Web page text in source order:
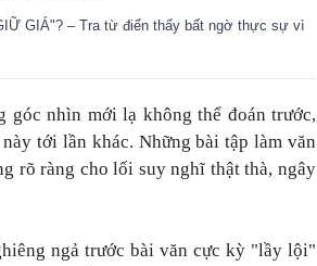
GIÁ"? – Tra từ điển thấy bất ngờ thực sự vì
góc nhìn mới lạ không thể đoán trước,
tới lần khác. Những bài tập làm văn
rõ ràng cho lối suy nghĩ thật thà, ngây
ngả trước bài văn cực kỳ "lầy lội"